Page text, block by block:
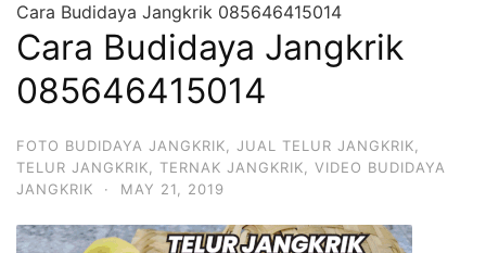
Cara Budidaya Jangkrik 085646415014
Cara Budidaya Jangkrik
085646415014
FOTO BUDIDAYA JANGKRIK JUAL TELUR JANGKRIK
TELUR JANGKRIK
TERNAK JANGKRIK
VIDEO BUDIDAYA
JANGKRIK
· MAY 21, 2019